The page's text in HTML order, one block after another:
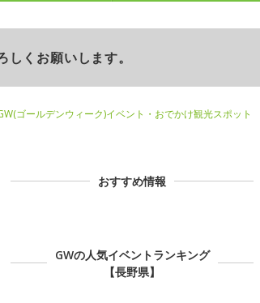
くお願いします。
ゴールデンウィーク)イベント・おでかけ観光スポット
おすすめ情報
GWの人気イベントランキング
【長野県】